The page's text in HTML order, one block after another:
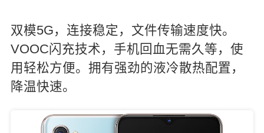
双模5G，连接稳定，文件传输速度快。
VOOC闪充技术，手机回血无需久等，使
用轻松方便。拥有强劲的液冷散热配置，
降温快速。